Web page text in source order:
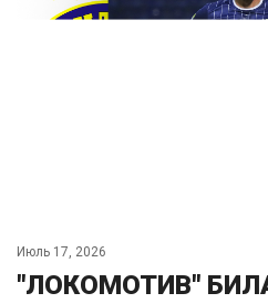
Июль 17, 2026
"ЛОКОМОТИВ"